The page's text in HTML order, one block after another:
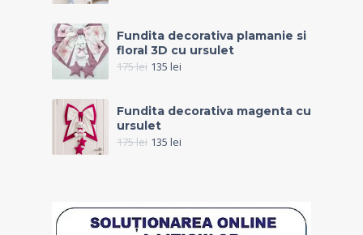
Fundita decorativa plamanie si
floral 3D cu ursulet
175lei 135 lei
Fundita decorativa magenta cu
ursulet
175lei 135 lei